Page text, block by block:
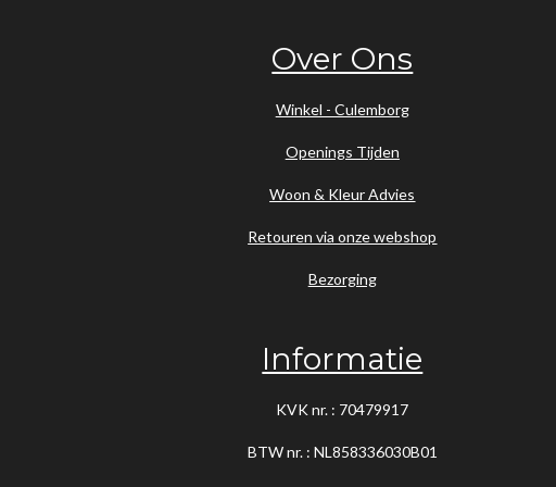
Over Ons
Winkel - Culemborg
Openings Tijden
Woon & Kleur Advies
Retouren via onze webshop
Bezorging
Informatie
KVK nr. : 70479917
BTW nr. : NL858336030B01